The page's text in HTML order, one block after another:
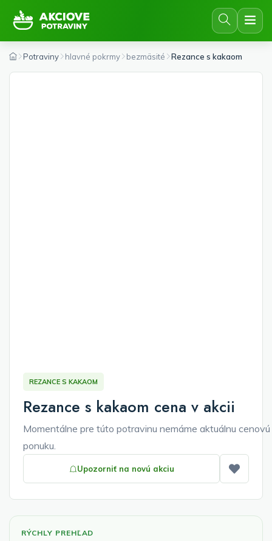
Potraviny hlavné pokrmy bezmäsité Rezance s kakaom
REZANCE S KAKAOM
Rezance s kakaom cena v akcii
Momentálne pre túto potravinu nemáme aktuálnu cenovú
ponuku.
Upozorniť na novú akciu
Pridať
RÝCHLY PREHĽAD